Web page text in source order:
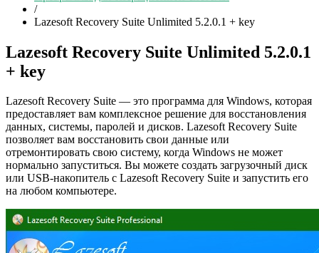
/
Lazesoft Recovery Suite Unlimited 5.2.0.1 + key
Lazesoft Recovery Suite Unlimited 5.2.0.1
+ key
Lazesoft Recovery Suite — это программа для Windows, которая
предоставляет вам комплексное решение для восстановления
данных, системы, паролей и дисков. Lazesoft Recovery Suite
позволяет вам восстановить свои данные или
отремонтировать свою систему, когда Windows не может
нормально запуститься. Вы можете создать загрузочный диск
или USB-накопитель с Lazesoft Recovery Suite и запустить его
на любом компьютере.